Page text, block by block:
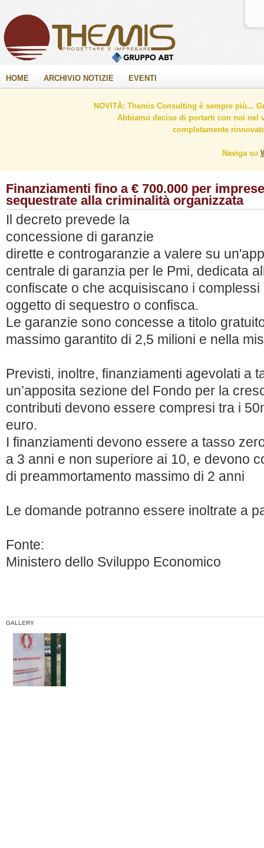
HOME ARCHIVIO NOTIZIE EVENTI
NOVITÀ: Themis Consulting è sempre più...
Abbiamo deciso di portarti con noi nel
completamente
Naviga su
Finanziamenti fino a € 700.000 per
sequestrate alla criminalità organizzata
Il decreto prevede la
concessione di garanzie
dirette e controgaranzie a valere su
centrale di garanzia per le Pmi, dedicata
confiscate o che acquisiscano i
oggetto di sequestro o confisca.
Le garanzie sono concesse a titolo
massimo garantito di 2,5 milioni e nella
Previsti, inoltre, finanziamenti agevolati a
un’apposita sezione del Fondo per la
contributi devono essere compresi tra i
euro.
I finanziamenti devono essere a tasso
a 3 anni e non superiore ai 10, e devono
di preammortamento massimo di 2 anni
Le domande potranno essere inoltrate a
Fonte:
Ministero dello Sviluppo Economico
GALLERY